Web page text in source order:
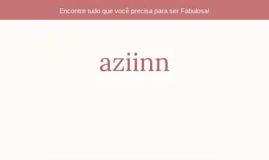
para
Encontre tudo que você precisa para ser Fabulosa!